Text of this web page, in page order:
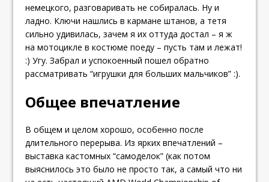
немецкого, разговаривать не собиралась. Ну и
ладно. Ключи нашлись в кармане штанов, а тетя
сильно удивилась, зачем я их оттуда достал – я ж
на мотоцикле в костюме поеду – пусть там и лежат!
:) Угу. Забрал и успокоенный пошел обратно
рассматривать “игрушки для больших мальчиков” :).
Общее впечатление
В общем и целом хорошо, особенно после
длительного перерыва. Из ярких впечатлений –
выставка кастомных “самоделок” (как потом
выяснилось это было не просто так, а самый что ни